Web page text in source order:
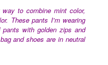
to combine mint color,
These pants I'm wearing
with golden zips and
and shoes are in neutral